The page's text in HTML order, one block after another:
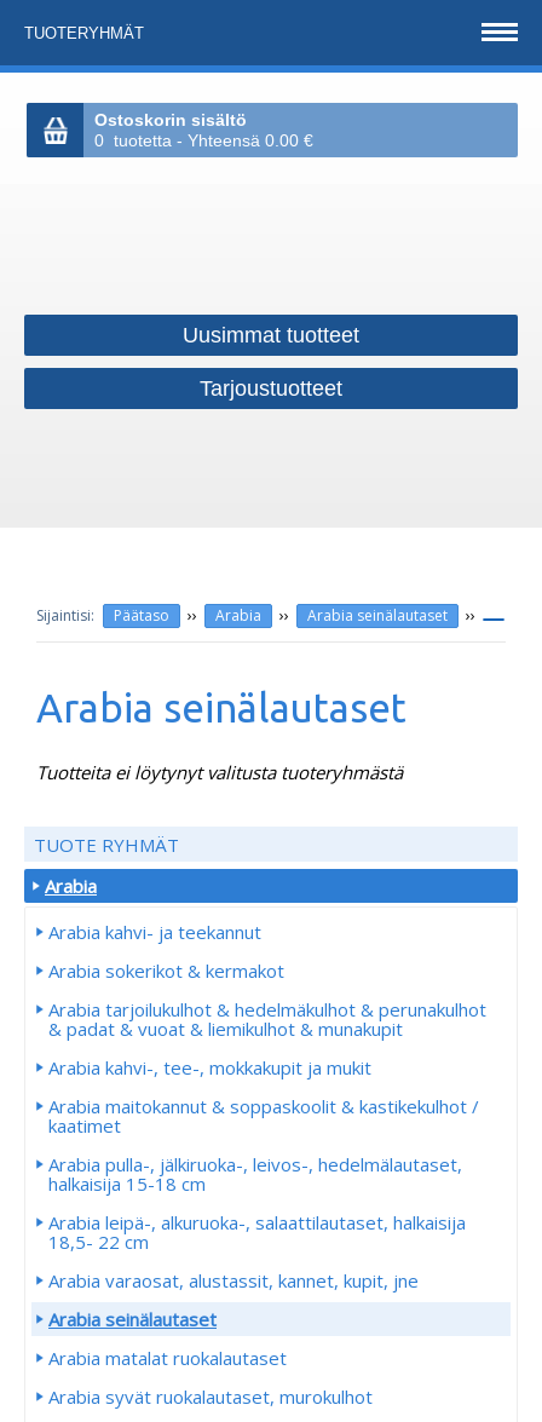
TUOTERYHMÄT
Ostoskorin sisältö
0 tuotetta - Yhteensä 0.00 €
Uusimmat tuotteet
Tarjoustuotteet
Päätaso ›› Arabia ›› Arabia seinälautaset ››
Arabia seinälautaset
Tuotteita ei löytynyt valitusta tuoteryhmästä
TUOTE RYHMÄT
Arabia
Arabia kahvi- ja teekannut
Arabia sokerikot & kermakot
Arabia tarjoilukulhot & hedelmäkulhot & perunakulhot
& padat & vuoat & liemikulhot & munakupit
Arabia kahvi-, tee-, mokkakupit ja mukit
Arabia maitokannut & soppaskoolit & kastikekulhot /
kaatimet
Arabia pulla-, jälkiruoka-, leivos-, hedelmälautaset,
halkaisija 15-18 cm
Arabia leipä-, alkuruoka-, salaattilautaset, halkaisija
18,5- 22 cm
Arabia varaosat, alustassit, kannet, kupit, jne
Arabia seinälautaset
Arabia matalat ruokalautaset
Arabia syvät ruokalautaset, murokulhot